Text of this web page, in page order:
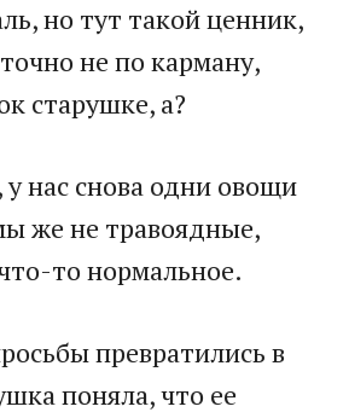
но тут такой ценник,
не по карману,
старушке, а?
нас снова одни овощи
же не травоядные,
то нормальное.
превратились в
поняла, что ее